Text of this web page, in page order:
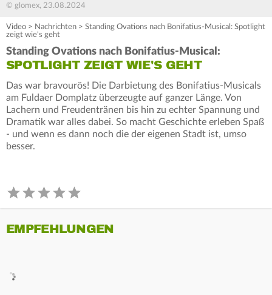
© glomex, 23.08.2024
Video > Nachrichten > Standing Ovations nach Bonifatius-Musical: Spotlight
zeigt wie's geht
Standing Ovations nach Bonifatius-Musical:
SPOTLIGHT ZEIGT WIE'S GEHT
Das war bravourös! Die Darbietung des Bonifatius-Musicals
am Fuldaer Domplatz überzeugte auf ganzer Länge. Von
Lachern und Freudentränen bis hin zu echter Spannung und
Dramatik war alles dabei. So macht Geschichte erleben Spaß
- und wenn es dann noch die der eigenen Stadt ist, umso
besser.
EMPFEHLUNGEN